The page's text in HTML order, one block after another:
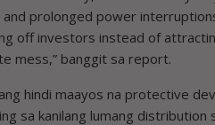
and prolonged power
off investors instead of
mess,” banggit sa report.
hindi maayos na protective
sa kanilang lumang